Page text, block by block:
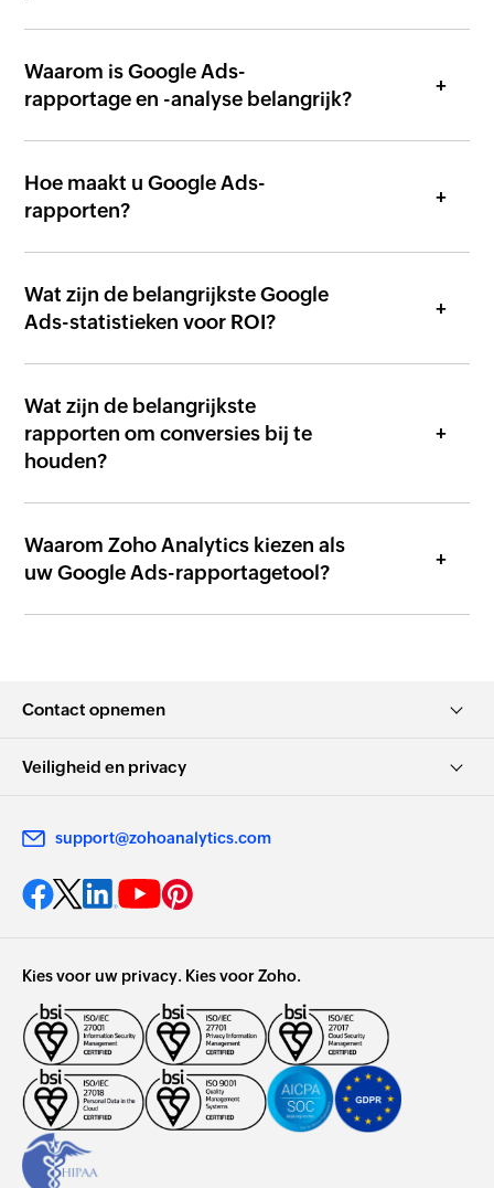
Waarom is Google Ads-
rapportage en -analyse belangrijk?
Hoe maakt u Google Ads-
rapporten?
Wat zijn de belangrijkste Google
Ads-statistieken voor ROI?
Wat zijn de belangrijkste
rapporten om conversies bij te
houden?
Waarom Zoho Analytics kiezen als
uw Google Ads-rapportagetool?
Contact opnemen
Veiligheid en privacy
support@zohoanalytics.com
Kies voor uw privacy. Kies voor Zoho.